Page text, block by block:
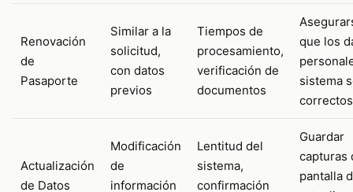
Renovación
de
Pasaporte
Similar a la
solicitud,
con datos
previos
Tiempos de
procesamiento,
verificación de
documentos
que los
sistema
Actualización
de Datos
Modificación
de
información
Lentitud del
sistema,
confirmación
Guardar
capturas
pantalla